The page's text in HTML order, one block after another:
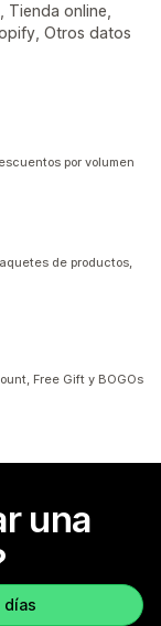
Tienda online,
Otros datos
por volumen
de productos,
Free Gift y BOGOs
una
días